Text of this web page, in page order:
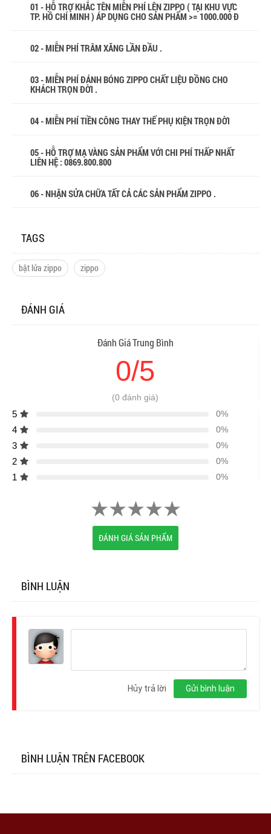
01 - HỖ TRỢ KHẮC TÊN MIỄN PHÍ LÊN ZIPPO ( TẠI KHU VỰC
TP. HỒ CHÍ MINH ) ÁP DỤNG CHO SẢN PHẨM >= 1000.000 Đ
02 - MIỄN PHÍ TRÂM XĂNG LẦN ĐẦU .
03 - MIỄN PHÍ ĐÁNH BÓNG ZIPPO CHẤT LIỆU ĐỒNG CHO
KHÁCH TRỌN ĐỜI .
04 - MIỄN PHÍ TIỀN CÔNG THAY THẾ PHỤ KIỆN TRỌN ĐỜI
05 - HỖ TRỢ MẠ VÀNG SẢN PHẨM VỚI CHI PHÍ THẤP NHẤT
LIÊN HỆ : 0869.800.800
06 - NHẬN SỬA CHỮA TẤT CẢ CÁC SẢN PHẨM ZIPPO .
TAGS
bật lửa zippo zippo
ĐÁNH GIÁ
Đánh Giá Trung Bình
0/5
(0 đánh giá)
5 0%
4 0%
3 0%
2 0%
1 0%
ĐÁNH GIÁ SẢN PHẨM
BÌNH LUẬN
Gửi bình luận
Hủy trả lời
BÌNH LUẬN TRÊN FACEBOOK